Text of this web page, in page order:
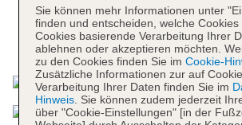
Das bietet Ihre
Sie können mehr Informationen unter
finden und entscheiden, welche
Cookies basierende Verarbeitung Ihrer
ablehnen oder akzeptieren möchten.
zu den Cookies finden Sie im Cookie-
Zusätzliche Informationen zur auf
Verarbeitung Ihrer Daten finden Sie im
Hinweis. Sie können zudem jederzeit
über "Cookie-Einstellungen" [in der